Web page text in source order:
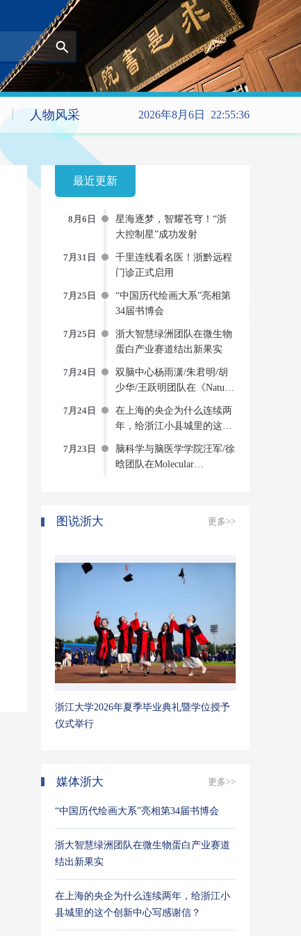
人物风采 2026年8月6日 22:55:36
最近更新
8月6日
星海逐梦，智耀苍穹！“浙
大控制星”成功发射
7月31日
千里连线看名医！浙黔远程
门诊正式启用
7月25日
“中国历代绘画大系”亮相第
34届书博会
7月25日
浙大智慧绿洲团队在微生物
蛋白产业赛道结出新果实
7月24日
双脑中心杨雨潇/朱君明/胡
少华/王跃明团队在《Nature
Computational Science》发文
构建侵入式脑机接口方法与
系统
7月24日
在上海的央企为什么连续两
年，给浙江小县城里的这个
创新中心写感谢信？
7月23日
脑科学与脑医学学院汪军/徐
晗团队在Molecular
图说浙大 更多>>
浙江大学2026年夏季毕业典礼暨学位授予
仪式举行
媒体浙大 更多>>
“中国历代绘画大系”亮相第34届书博会
浙大智慧绿洲团队在微生物蛋白产业赛道
结出新果实
在上海的央企为什么连续两年，给浙江小
县城里的这个创新中心写感谢信？